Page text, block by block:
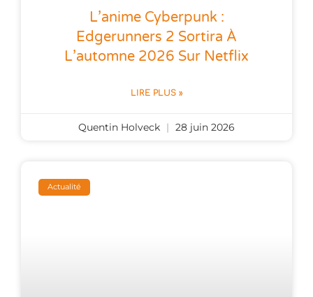
L’anime Cyberpunk :
Edgerunners 2 Sortira À
L’automne 2026 Sur Netflix
LIRE PLUS »
Quentin Holveck 28 juin 2026
Actualité